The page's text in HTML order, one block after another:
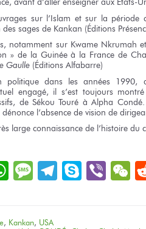
sur l’Islam et sur la période
des sages de Kankan (Éditions
notamment sur KwameNkrumah
» de la Guinée à la France de
Gaulle (Éditions Alfabarre)
politiquedans les années 1990,
engagé, il s’est toujours
de Sékou Touré à Alpha Condé.
l’absence de vision de
large connaissance de l’histoire du
WhatsApp
Message
Telegram
Skype
, Kankan, USA